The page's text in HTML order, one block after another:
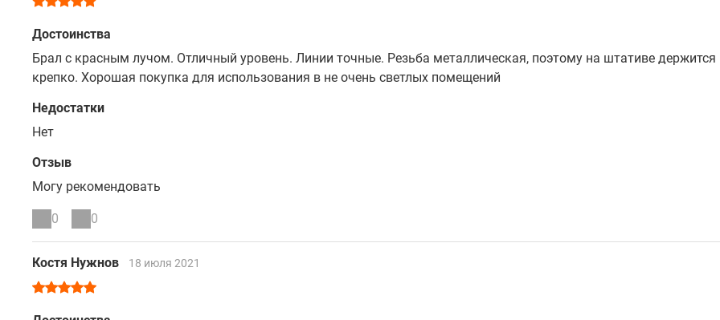
Достоинства
Брал с красным лучом. Отличный уровень. Линии точные. Резьба металлическая, поэтому на штативе держится
крепко. Хорошая покупка для использования в не очень светлых помещений
Недостатки
Нет
Отзыв
Могу рекомендовать
0 0
Костя Нужнов 18 июля 2021